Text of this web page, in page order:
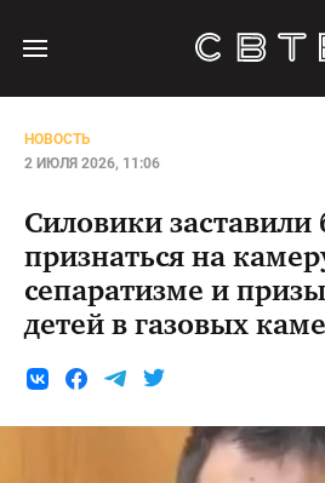
НОВОСТЬ
2 ИЮЛЯ 2026, 11:06
Силовики заставили
признаться на
сепаратизме и
детей в газовых